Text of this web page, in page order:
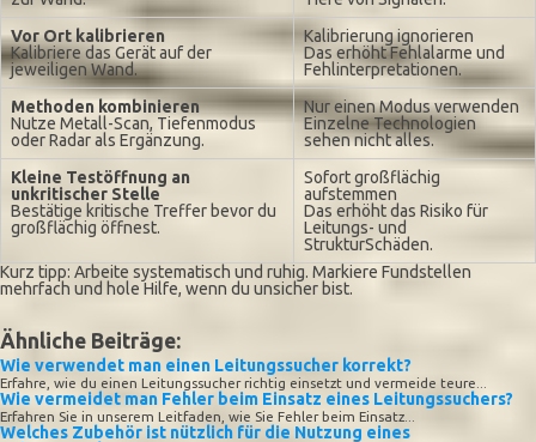
Vor Ort kalibrieren
Kalibriere das Gerät auf der
jeweiligen Wand.
Kalibrierung ignorieren
Das erhöht Fehlalarme und
Fehlinterpretationen.
Methoden kombinieren
Nutze Metall-Scan, Tiefenmodus
oder Radar als Ergänzung.
Nur einen Modus verwenden
Einzelne Technologien
sehen nicht alles.
Kleine Testöffnung an
unkritischer Stelle
Bestätige kritische Treffer bevor du
großflächig öffnest.
Sofort großflächig
aufstemmen
Das erhöht das Risiko für
Leitungs- und
StrukturSchäden.
Kurz tipp: Arbeite systematisch und ruhig. Markiere Fundstellen
mehrfach und hole Hilfe, wenn du unsicher bist.
Ähnliche Beiträge:
Wie verwendet man einen Leitungssucher korrekt?
Erfahre, wie du einen Leitungssucher richtig einsetzt und vermeide teure...
Wie vermeidet man Fehler beim Einsatz eines Leitungssuchers?
Erfahren Sie in unserem Leitfaden, wie Sie Fehler beim Einsatz...
Welches Zubehör ist nützlich für die Nutzung eines